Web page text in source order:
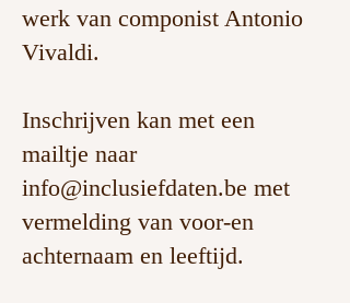
werk van componist Antonio
Vivaldi.
Inschrijven kan met een
mailtje naar
info@inclusiefdaten.be met
vermelding van voor-en
achternaam en leeftijd.